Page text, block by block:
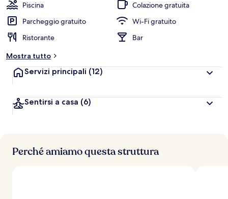
Piscina
Colazione gratuita
Parcheggio gratuito
Wi-Fi gratuito
Ristorante
Bar
Mostra tutto
Servizi principali (12)
Sentirsi a casa (6)
Perché amiamo questa struttura